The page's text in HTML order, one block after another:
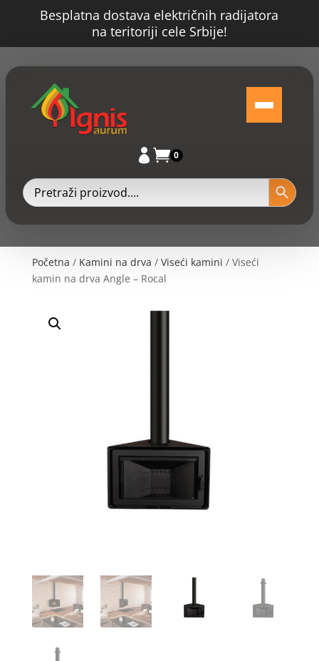
Besplatna dostava električnih radijatora
na teritoriji cele Srbije!
  0
Početna / Kamini na drva / Viseći kamini / Viseći
kamin na drva Angle – Rocal